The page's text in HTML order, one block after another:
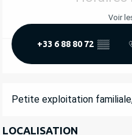
Voir
+33 6 88 80 72 ▒▒
DESCRIPTION
Petite exploitation
LOCALISATION